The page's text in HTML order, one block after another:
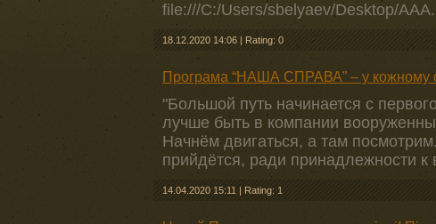
file:///C:/Users/sbelyaev/Desktop/
18.12.2020 14:06 | Rating: 0
Програма “НАША СПРАВА” – у кожному
"Большой путь начинается с
лучше быть в компании
Начнём двигаться, а там
прийдётся, ради принадлежности
14.04.2020 15:11 | Rating: 1